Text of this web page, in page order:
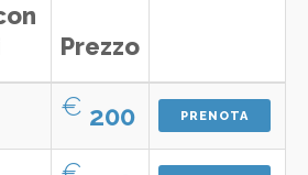
Prezzo
€ 200 PRENOTA